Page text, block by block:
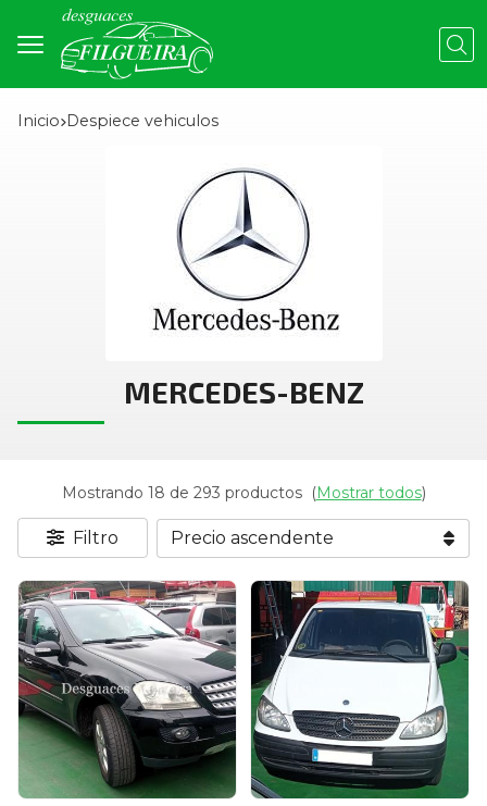
Inicio despiece vehiculos
MERCEDES-BENZ
Mostrando 18 de 293 productos (Mostrar todos)
Filtro